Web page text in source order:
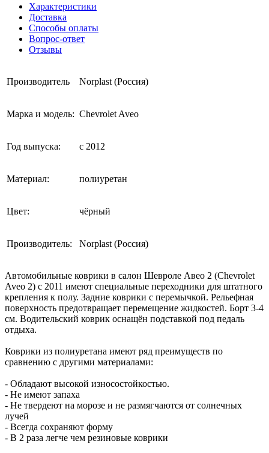
Характеристики
Доставка
Способы оплаты
Вопрос-ответ
Отзывы
Производитель Norplast (Россия)
Марка и модель: Chevrolet Aveo
Год выпуска: с 2012
Материал: полиуретан
Цвет: чёрный
Производитель: Norplast (Россия)
Автомобильные коврики в салон Шевроле Авео 2 (Chevrolet
Aveo 2) с 2011 имеют специальные переходники для штатного
крепления к полу. Задние коврики с перемычкой. Рельефная
поверхность предотвращает перемещение жидкостей. Борт 3-4
см. Водительский коврик оснащён подставкой под педаль
отдыха.
Коврики из полиуретана имеют ряд преимуществ по
сравнению с другими материалами:
- Обладают высокой износостойкостью.
- Не имеют запаха
- Не твердеют на морозе и не размягчаются от солнечных
лучей
- Всегда сохраняют форму
- В 2 раза легче чем резиновые коврики